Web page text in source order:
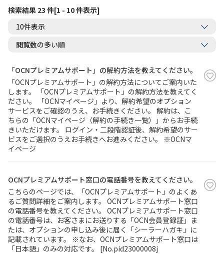
検索結果 23 件[1 - 10 件表示]
「OCNプレミアムサポート」の解約方法を教えてください。
「OCNプレミアムサポート」の解約方法についてご案内いた
します。 「OCNプレミアムサポート」の解約方法を教えてく
ださい。 「OCNマイページ」より、解約希望のオプション
サービスをご確認のうえ、お手続きください。 解約は、こ
ちらの「OCNマイページ（解約の手続き一覧）」からお手続
きいただけます。 ログイン・二段階認証後、解約希望のサー
ビスをご選択のうえお手続きへお進みください。 ※OCNマ
イページ
OCNプレミアムサポート窓口の電話番号を教えてください。
こちらのページでは、「OCNプレミアムサポート」のよくあ
るご質問詳細をご案内します。 OCNプレミアムサポート窓口
の電話番号を教えてください。 OCNプレミアムサポート窓口
の電話番号は、お客さまにお送りする「OCN会員登録証」ま
たは、オプションの申し込み後に届く「シーラーハガキ」に
記載されています。 ※なお、OCNプレミアムサポート窓口は
「日本語」のみの対応です。 [No.pid23000008j